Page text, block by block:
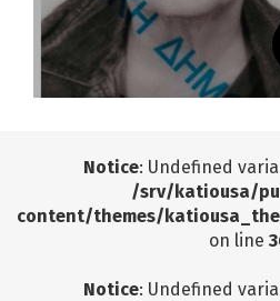
Notice: Undefined
/srv/katiousa/
content/themes/
on line
Notice: Undefined